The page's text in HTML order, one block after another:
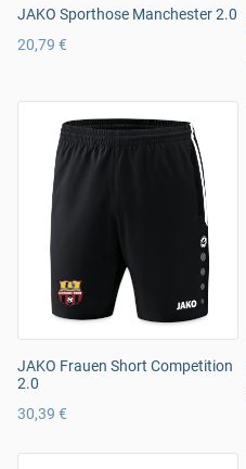
JAKO Sporthose Manchester 2.0
20,79 €
JAKO Frauen Short Competition
2.0
30,39 €